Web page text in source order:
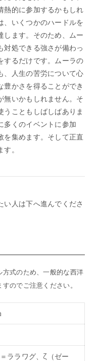
熱的に参加するかもしれ
、いくつかのハードルを
します。そのため、ムー
対処できる強さが備わっ
するだけです。ムーラの
、人生の苦労について心
豊かさを得ることができ
無いかもしれません。そ
うこともしばしばありま
多くのイベントに参加
を集めます。そして正直
。
い人は下へ進んでくださ
式のため、一般的な西洋
のでご注意ください。
ララワグ、ζ（ゼー